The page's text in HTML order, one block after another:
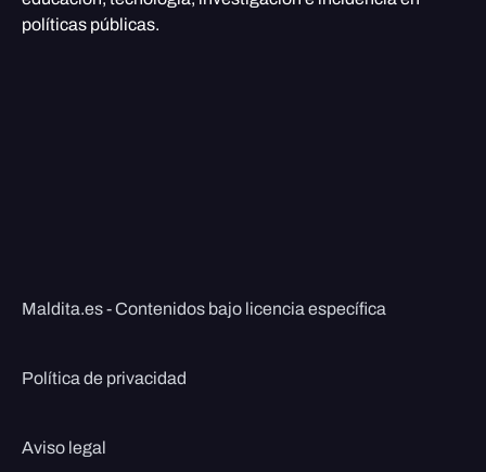
políticas públicas.
Maldita.es - Contenidos bajo licencia específica
Política de privacidad
Aviso legal